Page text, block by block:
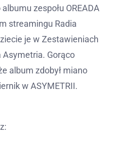
zespołu OREADA
streamingu Radia
je w Zestawieniach
Asymetria. Gorąco
album zdobył miano
w ASYMETRII.